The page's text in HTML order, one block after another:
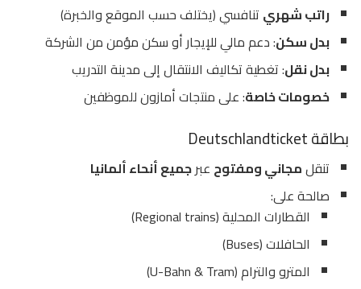
راتب شهري تنافسي (يختلف حسب الموقع والخبرة)
بدل سكن: دعم مالي للإيجار أو سكن مؤمن من الشركة
بدل نقل: تغطية تكاليف الانتقال إلى مدينة التدريب
خصومات خاصة: على منتجات أمازون للموظفين
بطاقة Deutschlandticket
تنقلمجاني ومفتوح عبرجميع أنحاء ألمانيا
صالحة على:
القطارات المحلية (Regional trains)
الحافلات (Buses)
المترو والترام (U-Bahn & Tram)